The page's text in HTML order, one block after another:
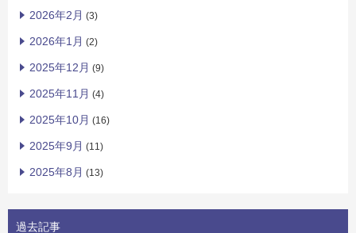
2026年2月 (3)
2026年1月 (2)
2025年12月 (9)
2025年11月 (4)
2025年10月 (16)
2025年9月 (11)
2025年8月 (13)
過去記事